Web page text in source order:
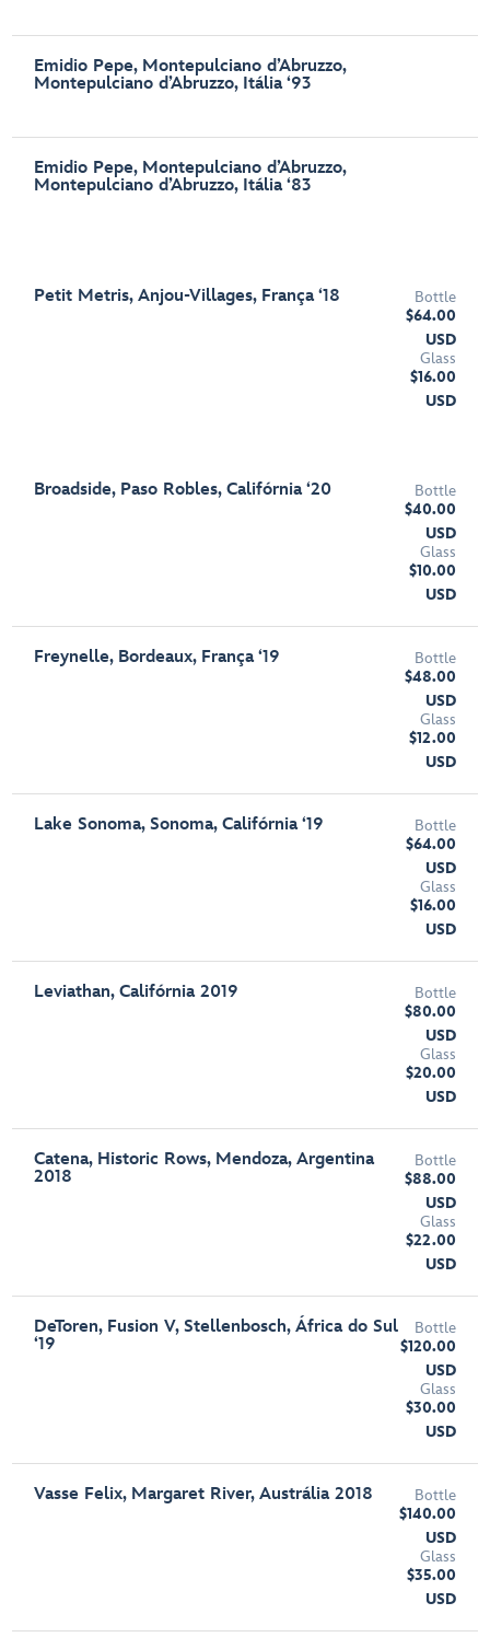
Emidio Pepe, Montepulciano d’Abruzzo,
Montepulciano d’Abruzzo, Itália ‘93
Emidio Pepe, Montepulciano d’Abruzzo,
Montepulciano d’Abruzzo, Itália ‘83
Petit Metris, Anjou-Villages, França ‘18
Bottle
$64.00
USD
Glass
$16.00
USD
Broadside, Paso Robles, Califórnia ‘20
Bottle
$40.00
USD
Glass
$10.00
USD
Freynelle, Bordeaux, França ‘19
Bottle
$48.00
USD
Glass
$12.00
USD
Lake Sonoma, Sonoma, Califórnia ‘19
Bottle
$64.00
USD
Glass
$16.00
USD
Leviathan, Califórnia 2019
Bottle
$80.00
USD
Glass
$20.00
USD
Catena, Historic Rows, Mendoza, Argentina
2018
Bottle
$88.00
USD
Glass
$22.00
USD
DeToren, Fusion V, Stellenbosch, África do Sul
‘19
Bottle
$120.00
USD
Glass
$30.00
USD
Vasse Felix, Margaret River, Austrália 2018
Bottle
$140.00
USD
Glass
$35.00
USD